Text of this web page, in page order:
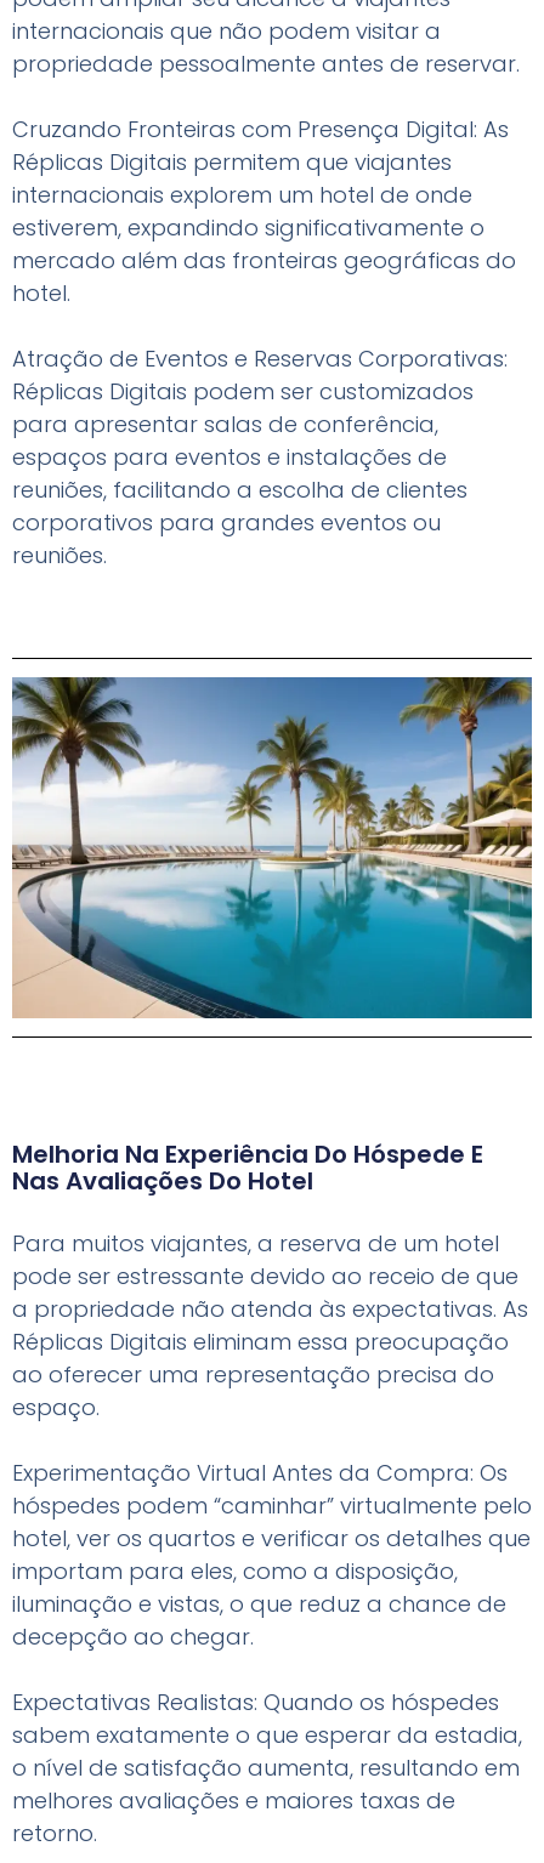
internacionais que não podem visitar a
propriedade pessoalmente antes de reservar.
Cruzando Fronteiras com Presença Digital: As
Réplicas Digitais permitem que viajantes
internacionais explorem um hotel de onde
estiverem, expandindo significativamente o
mercado além das fronteiras geográficas do
hotel.
Atração de Eventos e Reservas Corporativas:
Réplicas Digitais podem ser customizados
para apresentar salas de conferência,
espaços para eventos e instalações de
reuniões, facilitando a escolha de clientes
corporativos para grandes eventos ou
reuniões.
Melhoria Na Experiência Do Hóspede E
Nas Avaliações Do Hotel
Para muitos viajantes, a reserva de um hotel
pode ser estressante devido ao receio de que
a propriedade não atenda às expectativas. As
Réplicas Digitais eliminam essa preocupação
ao oferecer uma representação precisa do
espaço.
Experimentação Virtual Antes da Compra: Os
hóspedes podem “caminhar” virtualmente pelo
hotel, ver os quartos e verificar os detalhes que
importam para eles, como a disposição,
iluminação e vistas, o que reduz a chance de
decepção ao chegar.
Expectativas Realistas: Quando os hóspedes
sabem exatamente o que esperar da estadia,
o nível de satisfação aumenta, resultando em
melhores avaliações e maiores taxas de
retorno.